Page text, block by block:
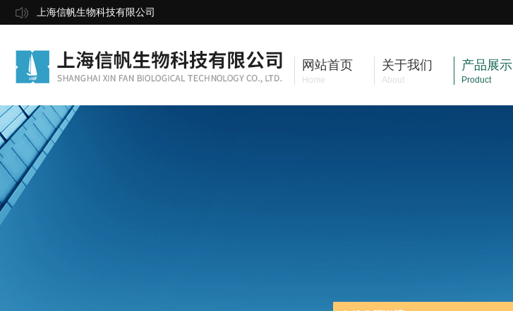
上海信帆生物科技有限公司
网站首页
Home
关于我们
About
产品展示
Product